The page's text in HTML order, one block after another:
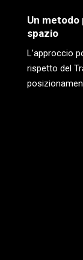
Un
spazio
L’approccio
rispetto del